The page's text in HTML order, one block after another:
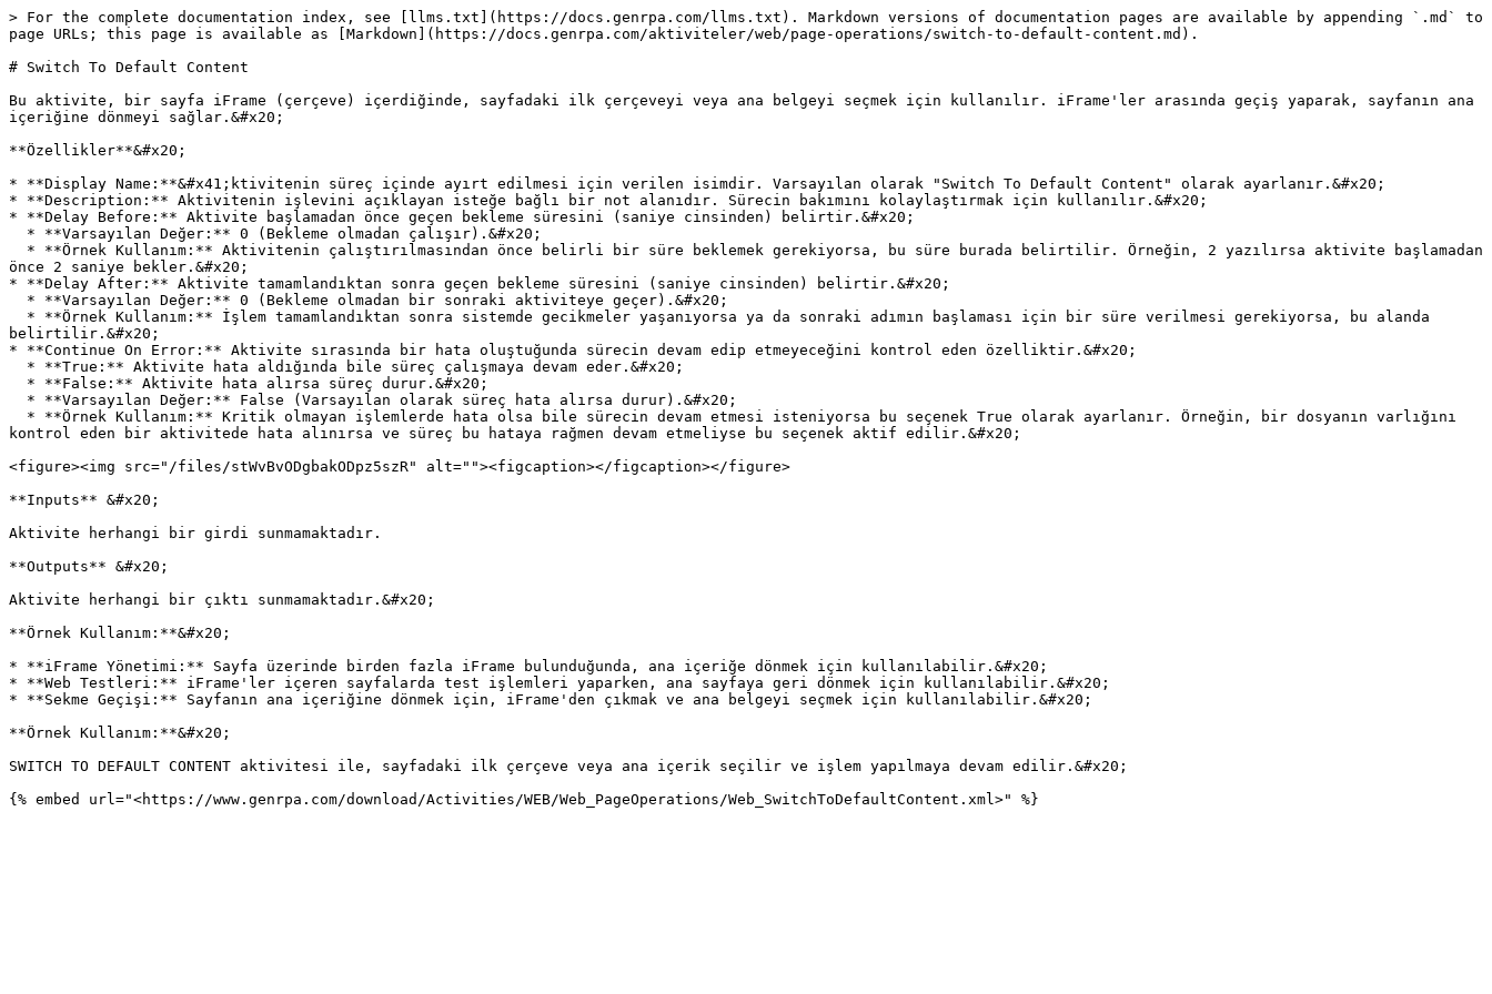
> For the complete documentation index, see [llms.txt](https://docs.genrpa.com/llms.txt). Markdown versions of documentation pages are available by appending `.md` to
page URLs; this page is available as [Markdown](https://docs.genrpa.com/aktiviteler/web/page-operations/switch-to-default-content.md).
# Switch To Default Content
Bu aktivite, bir sayfa iFrame (çerçeve) içerdiğinde, sayfadaki ilk çerçeveyi veya ana belgeyi seçmek için kullanılır. iFrame'ler arasında geçiş yaparak, sayfanın ana
içeriğine dönmeyi sağlar.&#x20;
**Özellikler**&#x20;
* **Display Name:**&#x41;ktivitenin süreç içinde ayırt edilmesi için verilen isimdir. Varsayılan olarak "Switch To Default Content" olarak ayarlanır.&#x20;
* **Description:** Aktivitenin işlevini açıklayan isteğe bağlı bir not alanıdır. Sürecin bakımını kolaylaştırmak için kullanılır.&#x20;
* **Delay Before:** Aktivite başlamadan önce geçen bekleme süresini (saniye cinsinden) belirtir.&#x20;
önce 2 saniye bekler.&#x20;
* **Delay After:** Aktivite tamamlandıktan sonra geçen bekleme süresini (saniye cinsinden) belirtir.&#x20;
belirtilir.&#x20;
* **Continue On Error:** Aktivite sırasında bir hata oluştuğunda sürecin devam edip etmeyeceğini kontrol eden özelliktir.&#x20;
kontrol eden bir aktivitede hata alınırsa ve süreç bu hataya rağmen devam etmeliyse bu seçenek aktif edilir.&#x20;
<figure><img src="/files/stWvBvODgbakODpz5szR" alt=""><figcaption></figcaption></figure>
**Inputs** &#x20;
Aktivite herhangi bir girdi sunmamaktadır.
**Outputs** &#x20;
Aktivite herhangi bir çıktı sunmamaktadır.&#x20;
**Örnek Kullanım:**&#x20;
* **iFrame Yönetimi:** Sayfa üzerinde birden fazla iFrame bulunduğunda, ana içeriğe dönmek için kullanılabilir.&#x20;
* **Web Testleri:** iFrame'ler içeren sayfalarda test işlemleri yaparken, ana sayfaya geri dönmek için kullanılabilir.&#x20;
* **Sekme Geçişi:** Sayfanın ana içeriğine dönmek için, iFrame'den çıkmak ve ana belgeyi seçmek için kullanılabilir.&#x20;
**Örnek Kullanım:**&#x20;
SWITCH TO DEFAULT CONTENT aktivitesi ile, sayfadaki ilk çerçeve veya ana içerik seçilir ve işlem yapılmaya devam edilir.&#x20;